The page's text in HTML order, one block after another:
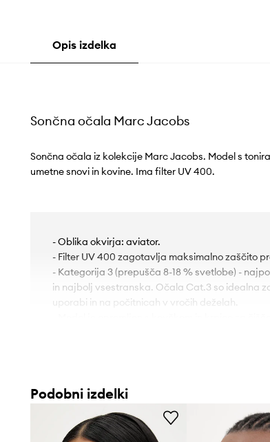
Opis izdelka
Sončna očala Marc Jacobs
Sončna očala iz kolekcije Marc Jacobs. Model s
umetne snovi in kovine. Ima filter UV 400.
- Oblika okvirja: aviator.
- Filter UV 400 zagotavlja maksimalno zaščito
- Kategorija 3 (prepušča 8-18 % svetlobe) -
in najbolj vsestranska. Očala Cat.3 so idealna
uporabi in na počitnicah v vročih deželah.
Podobni izdelki